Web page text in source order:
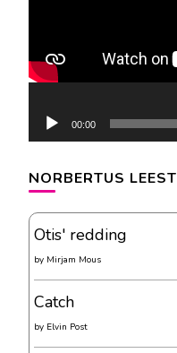
00:00
NORBERTUS LEEST
Otis' redding
by Mirjam Mous
Catch
by Elvin Post